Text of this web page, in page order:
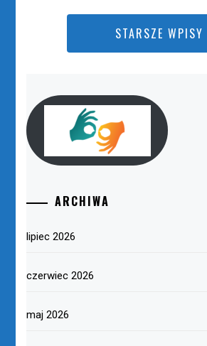
STARSZE WPISY
ARCHIWA
lipiec 2026
czerwiec 2026
maj 2026